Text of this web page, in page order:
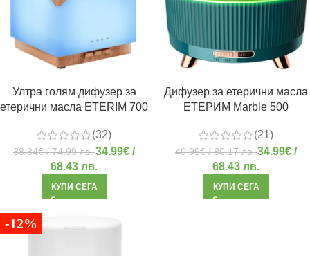
Ултра голям дифузер за
етерични масла ETERIM 700
(32)
38.34€/ 74.99 лв.34.99€ /
68.43 лв.
КУПИ СЕГА
Дифузер за етерични масла
ЕТЕРИМ Marble 500
(21)
40.99€/ 80.17 лв.34.99€ /
68.43 лв.
КУПИ СЕГА
-12%